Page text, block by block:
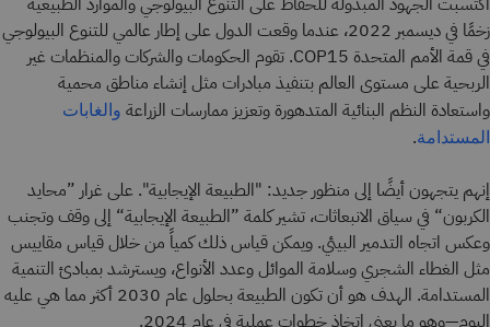
زخمًا في ديسمبر 2022، عندما وقعت الدول على إطار عالمي للتنوع البيولوجي
في قمة الأمم المتحدة COP15. تقوم الحكومات والشركات والمنظمات غير
الربحية على مستوى العالم بتنفيذ مبادرات مثل إنشاء مناطق محمية
واستعادة النظم البنائية المتدهورة وتعزيز ممارسات الزراعة والغابات
المستدامة.
إنهم يتجهون أيضًا إلى منظور جديد: "الطبيعة الإيجابية". على غرار ”محايد
الكربون“ في سياق الانبعاثات، تشير كلمة ”الطبيعة الإيجابية“ إلى وقف وتجنب
وعكس اتجاه التدمير البيئي. ويمكن قياس ذلك كمياً من خلال قياس مقاييس
مثل الغطاء الشجري وسلامة الموائل وعدد الأنواع، ويسترشد بمبادئ التنمية
المستدامة. الهدف هو أن تكون الطبيعة بحلول عام 2030 أكثر مما هي عليه